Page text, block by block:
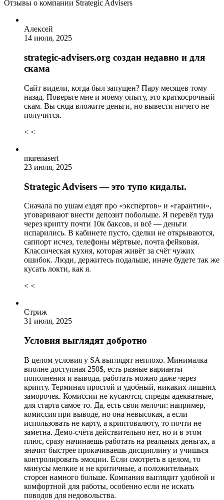
Отзывы о компании Strategic Advisers
Алексей
14 июля, 2025
strategic-advisers.org создан недавно и для
скама
Сайт видели, когда был запущен? Пару месяцев тому
назад. Поверьте мне и моему опыту, это краткосрочный
скам. Вы сюда вложите деньги, но вывести ничего не
получится.
< <
murenasert
23 июля, 2025
Strategic Advisers — это тупо кидалы.
Сначала по ушам ездят про «экспертов» и «гарантии»,
уговаривают внести депозит побольше. Я перевёл туда
через крипту почти 10к баксов, и всё — деньги
испарились. В кабинете пусто, сделки не открываются,
саппорт исчез, телефоны мёртвые, почта фейковая.
Классическая кухня, которая живёт за счёт чужих
ошибок. Люди, держитесь подальше, иначе будете так же
кусать локти, как я.
< <
Стриж
31 июля, 2025
Условия выглядят добротно
В целом условия у SA выглядят неплохо. Минималка
вполне доступная 250$, есть разные варианты
пополнения и вывода, работать можно даже через
крипту. Терминал простой и удобный, никаких лишних
заморочек. Комиссии не кусаются, спреды адекватные,
для старта самое то. Да, есть свои мелочи: например,
комиссия при выводе, но она невысокая, а если
использовать не карту, а криптовалюту, то почти не
заметна. Демо-счёта действительно нет, но и в этом
плюс, сразу начинаешь работать на реальных деньгах, а
значит быстрее прокачиваешь дисциплину и учишься
контролировать эмоции. Если смотреть в целом, то
минусы мелкие и не критичные, а положительных
сторон намного больше. Компания выглядит удобной и
комфортной для работы, особенно если не искать
поводов для недовольства.